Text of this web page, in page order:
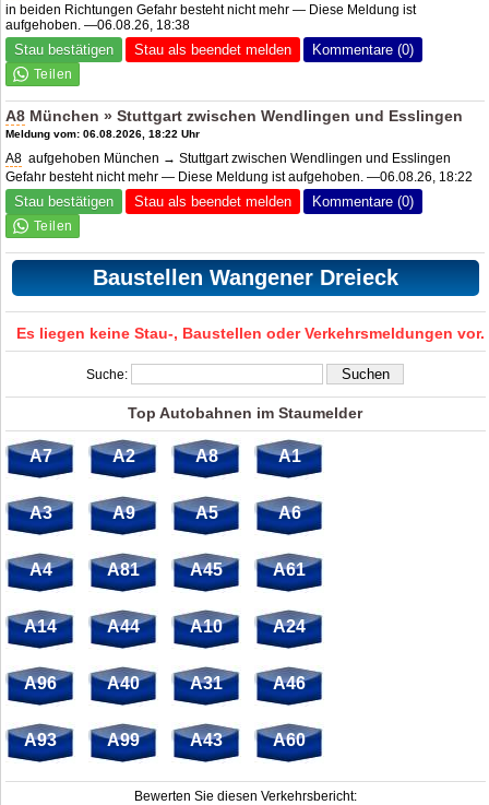
in beiden Richtungen Gefahr besteht nicht mehr — Diese Meldung ist
aufgehoben. —06.08.26, 18:38
Stau bestätigen Stau als beendet melden Kommentare (0)
A8 München » Stuttgart zwischen Wendlingen und Esslingen
Meldung vom: 06.08.2026, 18:22 Uhr
A8 aufgehoben München → Stuttgart zwischen Wendlingen und Esslingen
Gefahr besteht nicht mehr — Diese Meldung ist aufgehoben. —06.08.26, 18:22
Stau bestätigen Stau als beendet melden Kommentare (0)
Baustellen Wangener Dreieck
Es liegen keine Stau-, Baustellen oder Verkehrsmeldungen vor.
Suche:
Top Autobahnen im Staumelder
A7 A2 A8 A1
A3 A9 A5 A6
A4 A81 A45 A61
A14 A44 A10 A24
A96 A40 A31 A46
A93 A99 A43 A60
Bewerten Sie diesen Verkehrsbericht: